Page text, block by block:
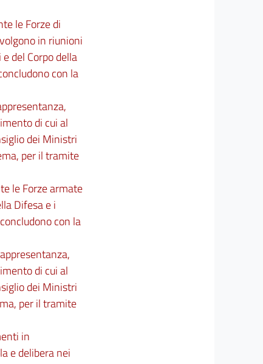
le Forze di
in riunioni
del Corpo della
con la
di cui al
dei Ministri
per il tramite
le Forze armate
Difesa e i
con la
di cui al
dei Ministri
per il tramite
in
e delibera nei